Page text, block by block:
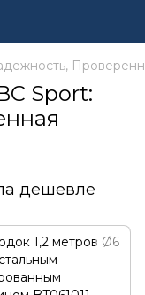
Sport:
дешевле